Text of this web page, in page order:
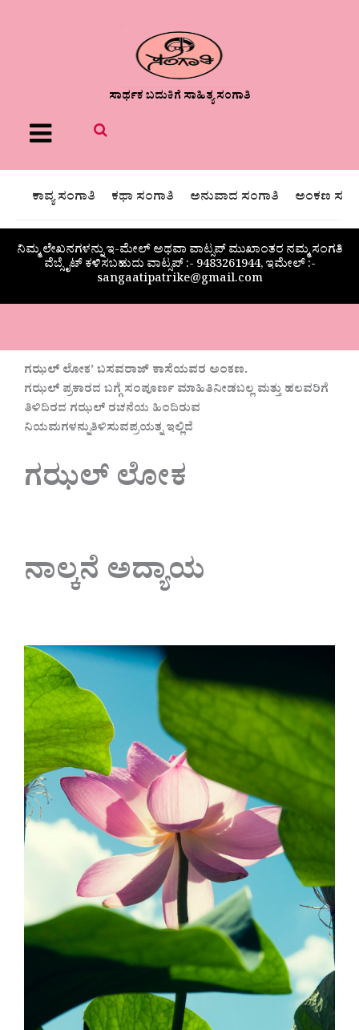
ಸಾರ್ಥಕ ಬದುಕಿಗೆ ಸಾಹಿತ್ಯ ಸಂಗಾತಿ
Menu
ಕಾವ್ಯ ಸಂಗಾತಿ ಕಥಾ ಸಂಗಾತಿ ಅನುವಾದ ಸಂಗಾತಿ ಅಂಕಣ
ನಿಮ್ಮ ಲೇಖನಗಳನ್ನು ಇ-ಮೇಲ್ ಅಥವಾ ವಾಟ್ಸಪ್ ಮುಖಾಂತರ ನಮ್ಮ ಸಂಗತಿ
ವೆಬ್ಸೈಟ್ ಕಳಿಸಬಹುದು ವಾಟ್ಸಪ್‌ :- 9483261944, ಇಮೇಲ್ :-
sangaatipatrike@gmail.com
ಗಝಲ್ ಲೋಕ’ ಬಸವರಾಜ್ ಕಾಸೆಯವರ ಅಂಕಣ.
ಗಝಲ್ ಪ್ರಕಾರದ ಬಗ್ಗೆ ಸಂಪೂರ್ಣ ಮಾಹಿತಿನೀಡಬಲ್ಲ ಮತ್ತು ಹಲವರಿಗೆ
ತಿಳಿದಿರದ ಗಝಲ್ ರಚನೆಯ ಹಿಂದಿರುವ
ನಿಯಮಗಳನ್ನುತಿಳಿಸುವಪ್ರಯತ್ನ ಇಲ್ಲಿದೆ
ಗಝಲ್ ಲೋಕ
ನಾಲ್ಕನೆ ಅದ್ಯಾಯ